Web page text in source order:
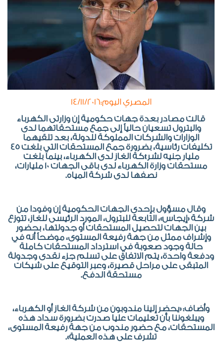
المصري اليوم:14/11/2016
قالت مصادر بعدة جهات حكومية إن وزارتى الكهرباء
والبترول تسعيان حالياً إلى جمع مستحقاتهما لدى
الوزارات والشركات المملوكة للدولة، بعد تلقيهما
تكليفات رئاسية، بضرورة جمع المستحقات التي بلغت 45
مليار جنيه لشرtكة الغاز لدى الكهرباء، بينما بلغت
مستحقات وزارة الكهرباء لدى باقى الجهات 10 مليارات،
نصفها لدى شركة المياه.
وقال مسؤول بإحدى الجهات الحكومية إن وفودا من
شركة «إيجاس»، التابعة للبترول، المورد الرئيسى للغاز، تتوزع
بين الجهات لتحصيل المستحقات أو جدولتها، بحضور
وإشراف ممثل من جهة رفيعة المستوى، موضحاً أنه في
حالة وجود صعوبة في استرداد المستحقات كاملة
ودفعة واحدة، يتم الاتفاق على تسلم جزء نقدى وجدولة
المتبقى على مراحل قصيرة، وعبر التوقيع على شيكات
مستحقة الدفع.
وأضاف: «يحضر إلينا مندوبون من شركة الغاز أو الكهرباء،
ويبلغوننا بأن تعليمات عليا صدرت بضرورة سداد هذه
المستحقات، مع حضور مندوب من جهة رفيعة المستوى،
تشرف على هذه العملية».